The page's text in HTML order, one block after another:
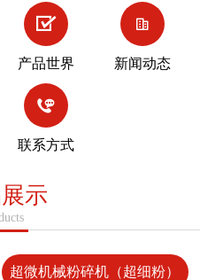
产品世界 新闻动态
联系方式
示
超微机械粉碎机（超细粉）